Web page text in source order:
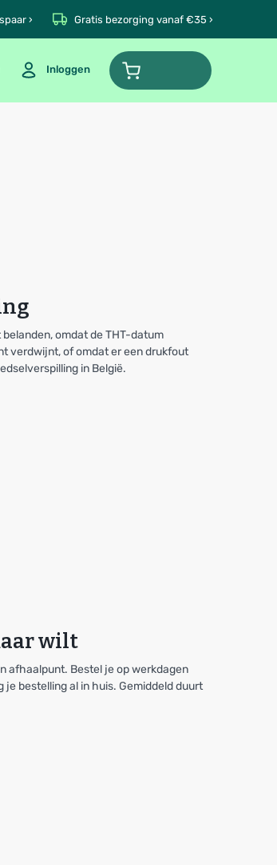
› Gratis bezorging vanaf €35 ›
Inloggen
omdat de THT-datum
verdwijnt, of omdat er een drukfout
in België.
wilt
afhaalpunt. Bestel je op werkdagen
bestelling al in huis. Gemiddeld duurt